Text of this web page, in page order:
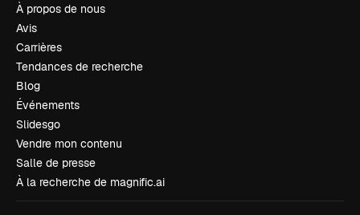
À propos de nous
Avis
Carrières
Tendances de recherche
Blog
Événements
Slidesgo
Vendre mon contenu
Salle de presse
À la recherche de magnific.ai